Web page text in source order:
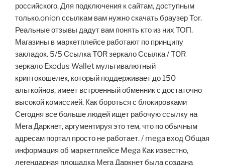
российского. Для подключения к сайтам, доступным
только.onion ссылкам вам нужно скачать браузер Tor.
Реальные отзывы дадут вам понять кто из них ТОП.
Магазины в маркетплейсе работают по принципу
закладок. 5/5 Ссылка TOR зеркало Ссылка / TOR
зеркало Exodus Wallet мультивалютный
криптокошелек, который поддерживает до 150
альткойнов, имеет встроенный обменник с достаточно
высокой комиссией. Как бороться с блокировками
Сегодня все больше людей ищет рабочую ссылку на
Мега Даркнет, аргументируя это тем, что по обычным
адресам портал просто не работает. / mega вход Общая
информация об маркетплейсе Mega Как известно,
легендарная площадка Мега Даркнет была создана